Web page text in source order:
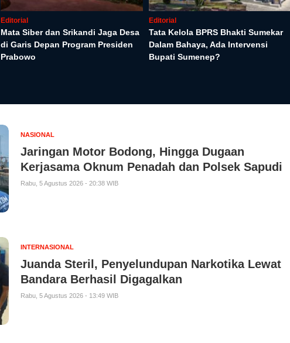
Editorial
Mata Siber dan Srikandi Jaga Desa
di Garis Depan Program Presiden
Prabowo
Editorial
Tata Kelola BPRS Bhakti Sumekar
Dalam Bahaya, Ada Intervensi
Bupati Sumenep?
NASIONAL
Jaringan Motor Bodong, Hingga Dugaan
Kerjasama Oknum Penadah dan Polsek Sapudi
Rabu, 5 Agustus 2026 - 20:38 WIB
INTERNASIONAL
Juanda Steril, Penyelundupan Narkotika Lewat
Bandara Berhasil Digagalkan
Rabu, 5 Agustus 2026 - 13:49 WIB